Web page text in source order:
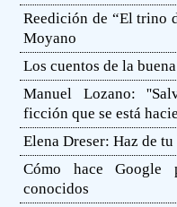
Reedición de “El trino
Moyano
Los cuentos de la
Manuel Lozano:
ficción que se está
Elena Dreser: Haz de
Cómo hace Google
conocidos